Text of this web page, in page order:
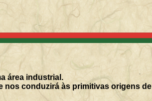
área industrial.
nos conduzirá às primitivas origens de